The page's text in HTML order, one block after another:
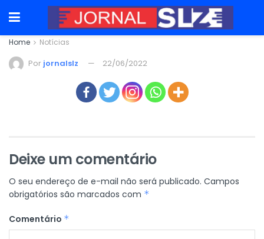
Home Notícias
Por jornalslz 22/06/2022
Deixe um comentário
O seu endereço de e-mail não será publicado. Campos
obrigatórios são marcados com *
Comentário *